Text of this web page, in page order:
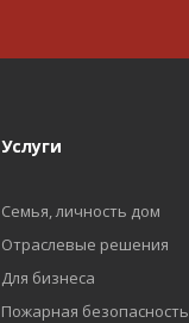
Услуги
Семья, личность дом
Отраслевые решения
Для бизнеса
Пожарная безопасность